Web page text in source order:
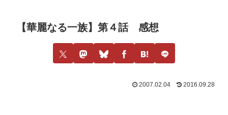
【華麗なる一族】第４話 感想
2007.02.04 2016.09.28